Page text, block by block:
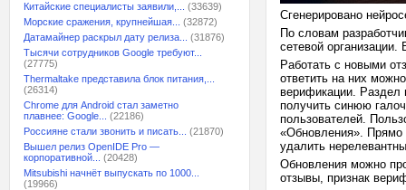
Китайские специалисты заявили,...
(33639)
Морские сражения, крупнейшая...
(32872)
Датамайнер раскрыл дату релиза...
(31876)
Тысячи сотрудников Google требуют...
(27775)
Thermaltake представила блок питания,...
(26314)
Chrome для Android стал заметно
плавнее: Google...
(22186)
Россияне стали звонить и писать...
(21870)
Вышел релиз OpenIDE Pro —
корпоративной...
(20428)
Mitsubishi начнёт выпускать по 1000...
(19966)
Сгенерировано
По словам
сетевой
Работать с новыми
ответить на них
верификации. Раздел
получить синюю
пользователей.
«Обновления». Прямо
удалить
Обновления можно
отзывы, признак